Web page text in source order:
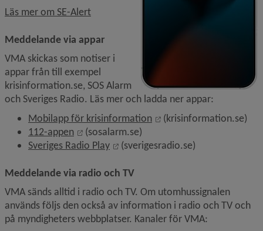
Läs mer om SE-Alert
Meddelande via appar
VMA skickas som notiser i
appar från till exempel
krisinformation.se, SOS Alarm
och Sveriges Radio. Läs mer och ladda ner appar:
Mobilapp för krisinformation
Länk till annan
(krisinformation.se)
112-appen
Länk till annan webbplats, öppnas i nytt
(sosalarm.se)
Sveriges Radio Play
Länk till annan webbplats,
(sverigesradio.se)
Meddelande via radio och TV
VMA sänds alltid i radio och TV. Om utomhussignalen
används följs den också av information i radio och TV och
på myndigheters webbplatser. Kanaler för VMA: